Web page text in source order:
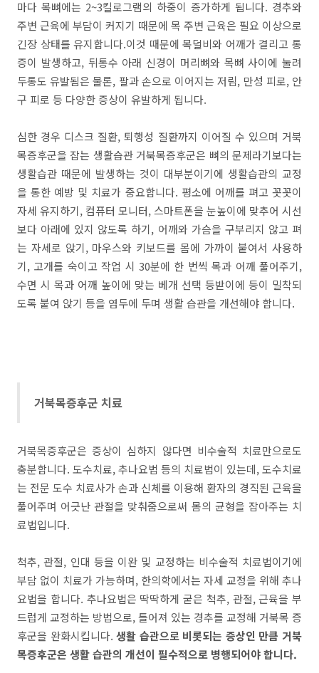
마다 목뼈에는 2~3킬로그램의 하중이 증가하게 됩니다. 경추와
주변 근육에 부담이 커지기 때문에 목 주변 근육은 필요 이상으로
긴장 상태를 유지합니다.이것 때문에 목덜비와 어깨가 결리고 통
증이 발생하고, 뒤통수 아래 신경이 머리뼈와 목뼈 사이에 눌려
두통도 유발됨은 물론, 팔과 손으로 이어지는 저림, 만성 피로, 안
구 피로 등 다양한 증상이 유발하게 됩니다.
심한 경우 디스크 질환, 퇴행성 질환까지 이어질 수 있으며 거북
목증후군을 잡는 생활습관 거북목증후군은 뼈의 문제라기보다는
생활습관 때문에 발생하는 것이 대부분이기에 생활습관의 교정
을 통한 예방 및 치료가 중요합니다. 평소에 어깨를 펴고 꼿꼿이
자세 유지하기, 컴퓨터 모니터, 스마트폰을 눈높이에 맞추어 시선
보다 아래에 있지 않도록 하기, 어깨와 가슴을 구부리지 않고 펴
는 자세로 앉기, 마우스와 키보드를 몸에 가까이 붙여서 사용하
기, 고개를 숙이고 작업 시 30분에 한 번씩 목과 어깨 풀어주기,
수면 시 목과 어깨 높이에 맞는 베개 선택 등받이에 등이 밀착되
도록 붙여 앉기 등을 염두에 두며 생활 습관을 개선해야 합니다.
거북목증후군 치료
거북목증후군은 증상이 심하지 않다면 비수술적 치료만으로도
충분합니다. 도수치료, 추나요법 등의 치료법이 있는데, 도수치료
는 전문 도수 치료사가 손과 신체를 이용해 환자의 경직된 근육을
풀어주며 어긋난 관절을 맞춰줌으로써 몸의 균형을 잡아주는 치
료법입니다.
척추, 관절, 인대 등을 이완 및 교정하는 비수술적 치료법이기에
부담 없이 치료가 가능하며, 한의학에서는 자세 교정을 위해 추나
요법을 합니다. 추나요법은 딱딱하게 굳은 척추, 관절, 근육을 부
드럽게 교정하는 방법으로, 틀어져 있는 경추를 교정해 거북목 증
후군을 완화시킵니다.생활 습관으로 비롯되는 증상인 만큼 거북
목증후군은 생활 습관의 개선이 필수적으로 병행되어야 합니다.